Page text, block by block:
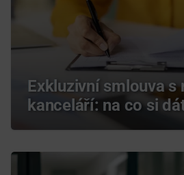
Exkluzivní smlouva s
kanceláří: na co si